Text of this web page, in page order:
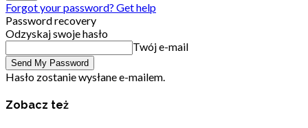
Forgot your password? Get help
Password recovery
Odzyskaj swoje hasło
Twój e-mail
Hasło zostanie wysłane e-mailem.
Zobacz też